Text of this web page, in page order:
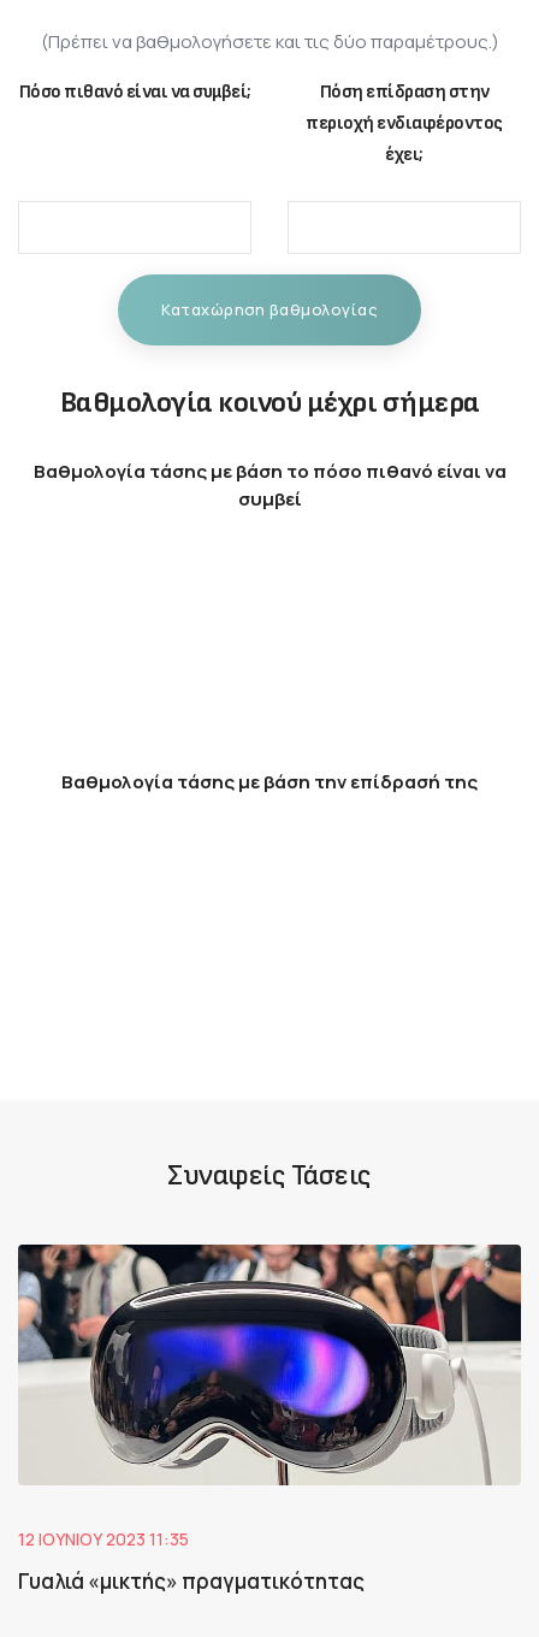
(Πρέπει να βαθμολογήσετε και τις δύο παραμέτρους.)
Πόσο πιθανό είναι να συμβεί;
Πόση επίδραση στην
περιοχή ενδιαφέροντος
έχει;
Καταχώρηση βαθμολογίας
Βαθμολογία κοινού μέχρι σήμερα
Βαθμολογία τάσης με βάση το πόσο πιθανό είναι να
συμβεί
Βαθμολογία τάσης με βάση την επίδρασή της
Συναφείς Τάσεις
12 ΙΟΥΝΊΟΥ 2023 11:35
Γυαλιά «μικτής» πραγματικότητας